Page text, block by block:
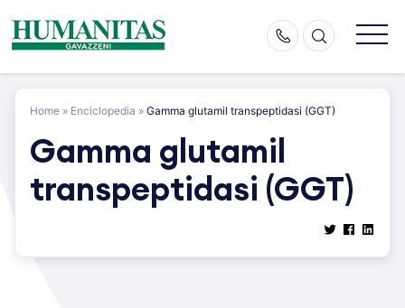
content
Home » Enciclopedia » Gamma glutamil transpeptidasi (GGT)
Gamma glutamil
transpeptidasi (GGT)